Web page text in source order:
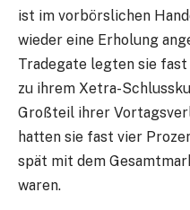
ist im vorbörslichen
wieder eine Erholung
Tradegate legten sie
zu ihrem Xetra-
Großteil ihrer
hatten sie fast vier
spät mit dem
waren.